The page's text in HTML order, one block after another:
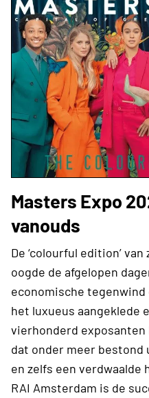
Masters Expo
vanouds
De ‘colourful edition’
oogde de afgelopen
economische tegenwind
het luxueus aangeklede
vierhonderd exposanten
dat onder meer bestond
en zelfs een verdwaalde
RAI Amsterdam is de